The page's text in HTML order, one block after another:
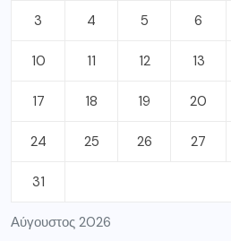
Αύγουστος 2026
3 4 5 6
10 11 12 13
17 18 19 20
24 25 26 27
31